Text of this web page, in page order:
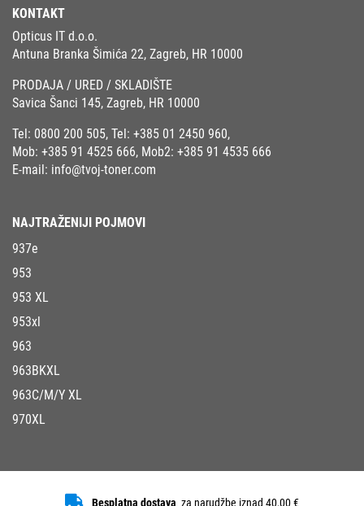
KONTAKT
Opticus IT d.o.o.
Antuna Branka Šimića 22, Zagreb, HR 10000
PRODAJA / URED / SKLADIŠTE
Savica Šanci 145, Zagreb, HR 10000
Tel: 0800 200 505, Tel: +385 01 2450 960,
Mob: +385 91 4525 666, Mob2: +385 91 4535 666
E-mail: info@tvoj-toner.com
NAJTRAŽENIJI POJMOVI
937e
953
953 XL
953xl
963
963BKXL
963C/M/Y XL
970XL